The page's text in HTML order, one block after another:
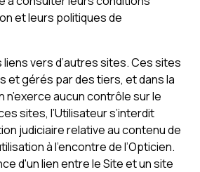
et leurs politiques de
vers d’autres sites. Ces sites
et gérés par des tiers, et dans la
n’exerce aucun contrôle sur le
sites, l’Utilisateur s’interdit
judiciaire relative au contenu de
à l’encontre de l’Opticien.
d'un lien entre le Site et un site